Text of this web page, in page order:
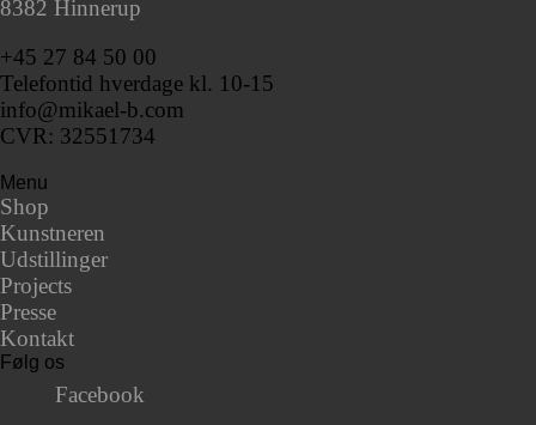
8382 Hinnerup
+45 27 84 50 00
Telefontid hverdage kl. 10-15
info@mikael-b.com
CVR: 32551734
Menu
Shop
Kunstneren
Udstillinger
Projects
Presse
Kontakt
Følg os
Facebook